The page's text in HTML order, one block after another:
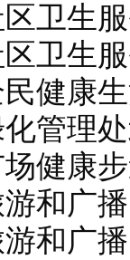
卫生
卫生
健康
管理
健康
和广
和广